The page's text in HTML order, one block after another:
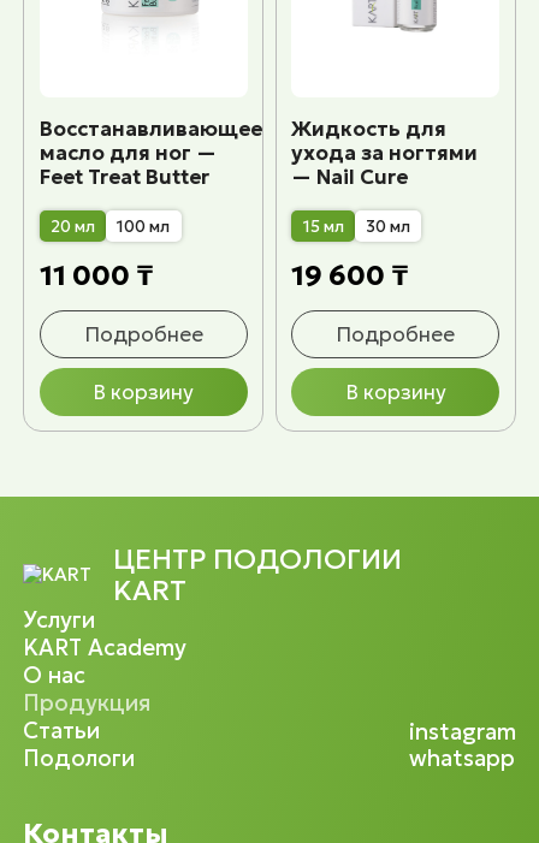
Восстанавливающее
масло для ног —
Feet Treat Butter
20 мл 100 мл
11 000 ₸
Подробнее
В корзину
Жидкость для
ухода за ногтями
— Nail Cure
15 мл 30 мл
19 600 ₸
Подробнее
В корзину
ЦЕНТР ПОДОЛОГИИ
KART
Услуги
KART Academy
О нас
Продукция
Статьи
Подологи
instagram
whatsapp
Контакты